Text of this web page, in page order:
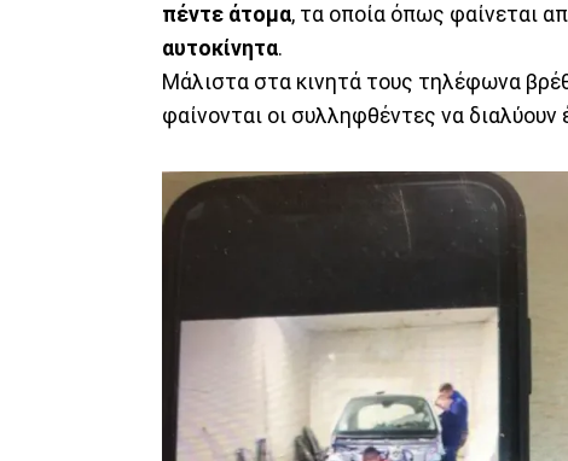
πέντε άτομα, τα οποία όπως φαίνεται
αυτοκίνητα.
Μάλιστα στα κινητά τους τηλέφωνα
φαίνονται οι συλληφθέντες να